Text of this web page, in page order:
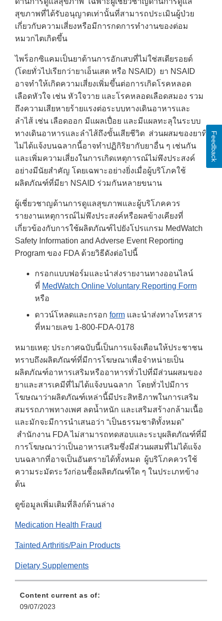
สุขภาพที่ได้รับอนุญาตเท่านั้นที่สามารถประเมินผู้ป่วย
เกี่ยวกับความเสี่ยงหรือมีการกดการทำงานของต่อม
หมวกไตเกิดขึ้น
ไพร็อกซิแคมเป็นยาต้านการอักเสบที่ไม่ใช่สเตียรอยด์
(โดยทั่วไปเรียกว่ายาเอ็นเสด หรือ NSAID) ยา NSAID
อาจทำให้เกิดความเสี่ยงเพิ่มขึ้นต่อการเกิดโรคหลอด
เลือดหัวใจ เช่น หัวใจวาย และโรคหลอดเลือดสมอง รวม
ถึงความเสียหายร้ายแรงต่อระบบทางเดินอาหารและ
ลำไส้ เช่น เลือดออก มีแผลเปื่อย และมีแผลทะลุในระบบ
ทางเดินอาหารและลำไส้ถึงขั้นเสียชีวิต ส่วนผสมของยาที่
ไม่ได้แจ้งบนฉลากนี้อาจทำปฏิกิริยากับยาอื่น ๆ เช่นกัน
และเพิ่มความเสี่ยงในการเกิดเหตุการณ์ไม่พึงประสงค์
อย่างมีนัยสำคัญ โดยเฉพาะอย่างยิ่งเมื่อผู้บริโภคใช้
ผลิตภัณฑ์ที่มียา NSAID ร่วมกันหลายขนาน
ผู้เชี่ยวชาญด้านการดูแลสุขภาพและผู้บริโภคควร
รายงานเหตุการณ์ไม่พึงประสงค์หรือผลข้างเคียงที่
เกี่ยวข้องกับการใช้ผลิตภัณฑ์ไปยังโปรแกรม MedWatch
Safety Information and Adverse Event Reporting
Program ของ FDA ด้วยวิธีดังต่อไปนี้
กรอกแบบฟอร์มและนำส่งรายงานทางออนไลน์
ที่ MedWatch Online Voluntary Reporting Form
หรือ
ดาวน์โหลดและกรอก form และนำส่งทางโทรสาร
ที่หมายเลข 1-800-FDA-0178
หมายเหตุ: ประกาศฉบับนี้เป็นการแจ้งเตือนให้ประชาชน
ทราบถึงผลิตภัณฑ์ที่มีการโฆษณาเพื่อจำหน่ายเป็น
ผลิตภัณฑ์อาหารเสริมหรืออาหารทั่วไปที่มีส่วนผสมของ
ยาและสารเคมีที่ไม่ได้แจ้งบนฉลาก โดยทั่วไปมีการ
โฆษณาว่าผลิตภัณฑ์เหล่านี้มีประสิทธิภาพในการเสริม
สมรรถภาพทางเพศ ลดน้ำหนัก และเสริมสร้างกล้ามเนื้อ
และมักจะมีการนำเสนอว่า “เป็นธรรมชาติทั้งหมด”
สำนักงาน FDA ไม่สามารถทดสอบและระบุผลิตภัณฑ์ที่มี
การโฆษณาว่าเป็นอาหารเสริมซึ่งมีส่วนผสมที่ไม่ได้แจ้ง
บนฉลากที่อาจเป็นอันตรายได้ทั้งหมด ผู้บริโภคควรใช้
ความระมัดระวังก่อนซื้อผลิตภัณฑ์ใด ๆ ในประเภทข้าง
ต้น
ดูข้อมูลเพิ่มเติมที่ลิงก์ด้านล่าง
Medication Health Fraud
Tainted Arthritis/Pain Products
Dietary Supplements
Content current as of:
09/07/2023
Feedback